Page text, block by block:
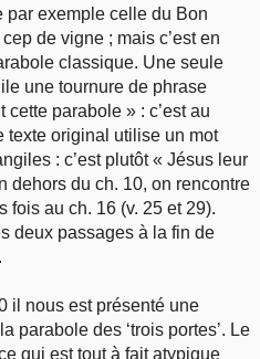
par exemple celle du Bon
de vigne ; mais c’est en
classique. Une seule
une tournure de phrase
parabole » : c’est au
texte original utilise un mot
: c’est plutôt « Jésus leur
dehors du ch. 10, on rencontre
fois au ch. 16 (v. 25 et 29).
deux passages à la fin de
il nous est présenté une
parabole des ‘trois portes’. Le
qui est tout à fait atypique